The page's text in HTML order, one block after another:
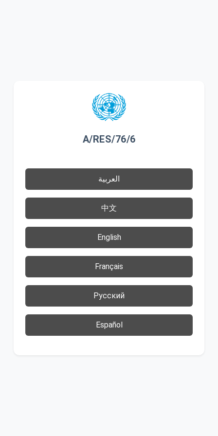
A/RES/76/6
العربية
中文
English
Français
Русский
Español